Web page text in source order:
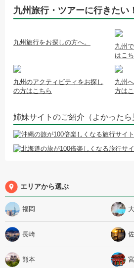
九州旅行・ツアーに行きたい！
九州旅行をお探しの方へ。
九州
はこ
九州のアクティビティをお探し
の方はこちら
九州
方は
姉妹サイトのご紹介（よかったら
エリアから選ぶ
福岡
長崎
熊本